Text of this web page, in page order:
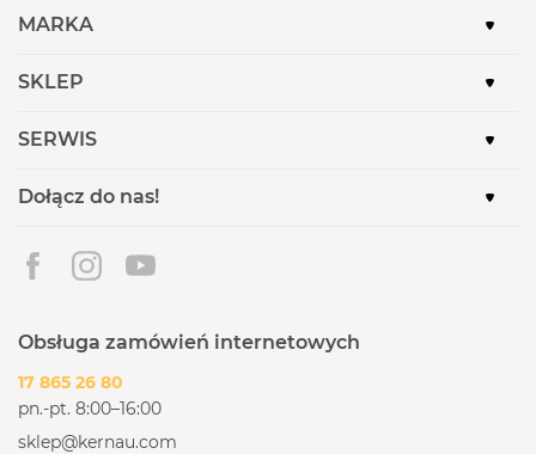
MARKA
SKLEP
SERWIS
Dołącz do nas!
Obsługa zamówień internetowych
17 865 26 80
pn.-pt. 8:00–16:00
sklep@kernau.com